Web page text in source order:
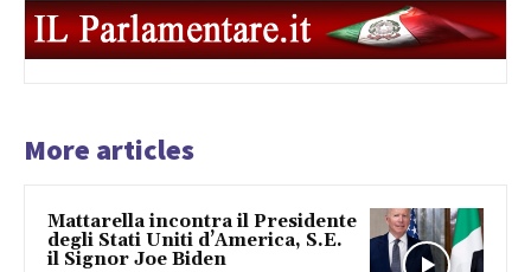
More articles
Mattarella incontra il Presidente
degli Stati Uniti d’America, S.E.
il Signor Joe Biden